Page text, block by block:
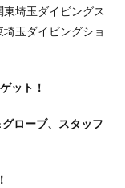
ット！
ローブ、スタッフ